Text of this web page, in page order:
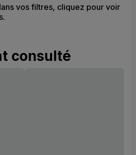
vos filtres, cliquez pour voir
consulté